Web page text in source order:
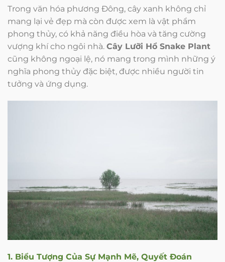
Trong văn hóa phương Đông, cây xanh không chỉ
mang lại vẻ đẹp mà còn được xem là vật phẩm
phong thủy, có khả năng điều hòa và tăng cường
vượng khí cho ngôi nhà. Cây Lưỡi Hổ Snake Plant
cũng không ngoại lệ, nó mang trong mình những ý
nghĩa phong thủy đặc biệt, được nhiều người tin
tưởng và ứng dụng.
1. Biểu Tượng Của Sự Mạnh Mẽ, Quyết Đoán